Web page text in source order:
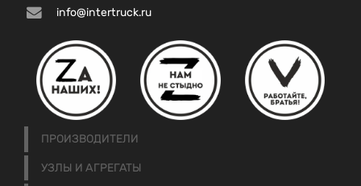
info@intertruck.ru
ПРОИЗВОДИТЕЛИ
УЗЛЫ И АГРЕГАТЫ